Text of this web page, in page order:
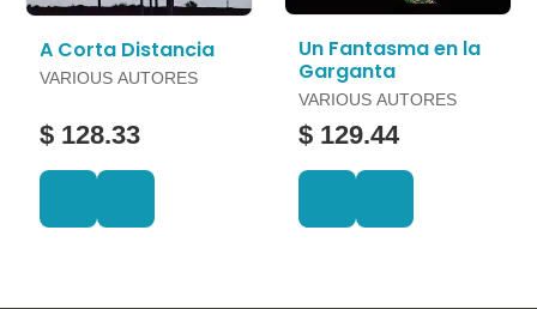
A Corta Distancia
VARIOUS AUTORES
$ 128.33
Un Fantasma en la
Garganta
VARIOUS AUTORES
$ 129.44